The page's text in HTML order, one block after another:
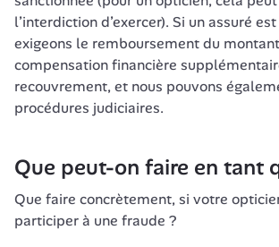
l’interdiction d’exercer). Si un assuré
exigeons le remboursement du
compensation financière
recouvrement, et nous pouvons
Que peut-on faire en tant
Que faire concrètement, si votre
participer à une fraude ?